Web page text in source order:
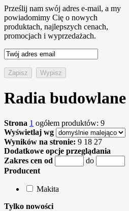
Prześlij nam swój adres e-mail, a my
powiadomimy Cię o nowych
produktach, najlepszych cenach,
promocjach i wyprzedażach.
Radia budowlane
Strona 1 ogółem produktów: 9
Wyświetlaj wg
Wyników na stronie: 9 18 27
Dodatkowe opcje przeglądania
Zakres cen od
do
Producent
Makita
Tylko nowości